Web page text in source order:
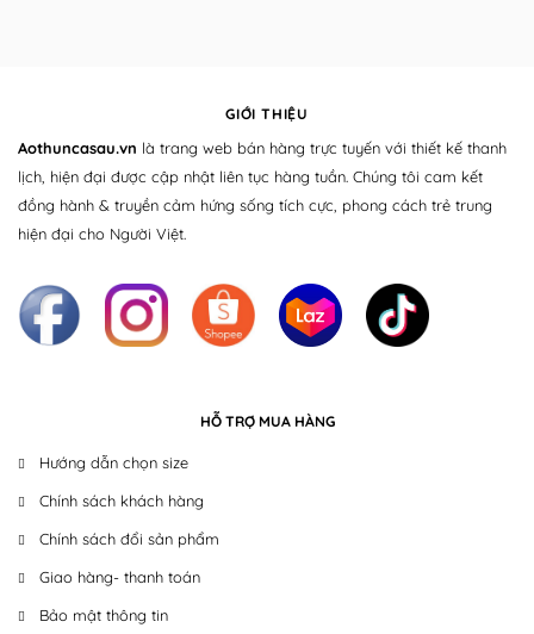
GIỚI THIỆU
Aothuncasau.vn là trang web bán hàng trực tuyến với thiết kế thanh
lịch, hiện đại được cập nhật liên tục hàng tuần. Chúng tôi cam kết
đồng hành & truyền cảm hứng sống tích cực, phong cách trẻ trung
hiện đại cho Người Việt.
HỖ TRỢ MUA HÀNG
Hướng dẫn chọn size
Chính sách khách hàng
Chính sách đổi sản phẩm
Giao hàng- thanh toán
Bảo mật thông tin